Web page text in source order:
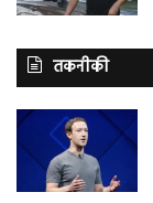
तकनीकी